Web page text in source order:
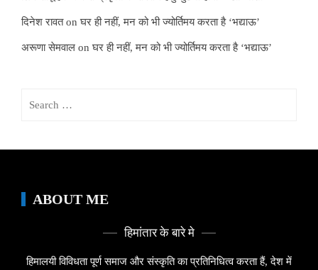
दिनेश रावतonघर ही नहीं, मन को भी ज्योर्तिमय करता है ‘भद्याऊ’
अरूणा सेमवाल onघर ही नहीं, मन को भी ज्योर्तिमय करता है ‘भद्याऊ’
ABOUT ME
हिमांतार के बारे मे
हिमालयी विविधता पूर्ण समाज और संस्कृति का प्रतिनिधित्व करता हैं, देश में